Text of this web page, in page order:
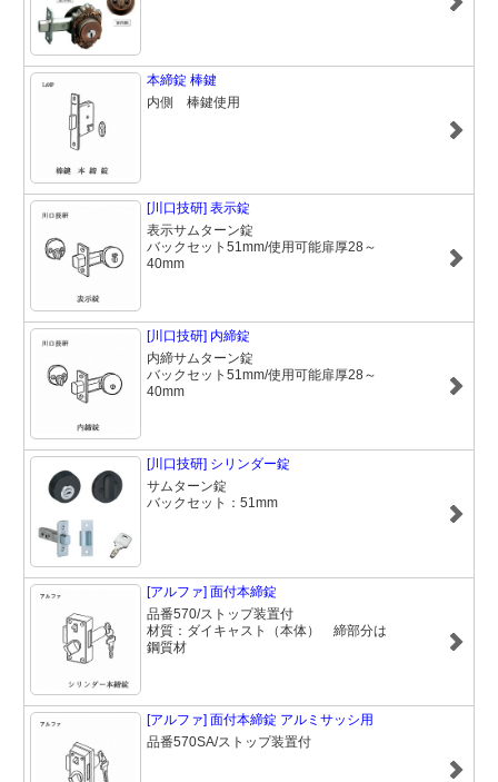
本締錠 棒鍵
内側 棒鍵使用
[川口技研] 表示錠
表示サムターン錠
バックセット51mm/使用可能扉厚28～
40mm
[川口技研] 内締錠
内締サムターン錠
バックセット51mm/使用可能扉厚28～
40mm
[川口技研] シリンダー錠
サムターン錠
バックセット：51mm
[アルファ] 面付本締錠
品番570/ストップ装置付
材質：ダイキャスト（本体） 締部分は
鋼質材
[アルファ] 面付本締錠 アルミサッシ用
品番570SA/ストップ装置付